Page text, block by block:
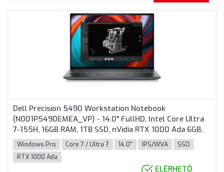
Dell Precision 5490 Workstation Notebook
(N001P5490EMEA_VP) - 14.0" FullHD, Intel Core Ultra
7-155H, 16GB RAM, 1TB SSD, nVidia RTX 1000 Ada 6GB,
Magyar billentyűzet, Windows 11 Professional, 3 év
garancia, Fekete színben
Windows Pro Core 7 / Ultra 7 14.0" IPS/WVA
SSD
RTX 1000 Ada
ELÉRHETŐ